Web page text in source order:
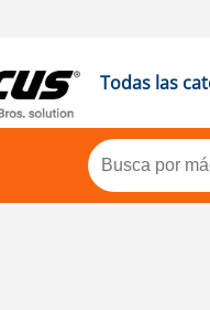
Todas las